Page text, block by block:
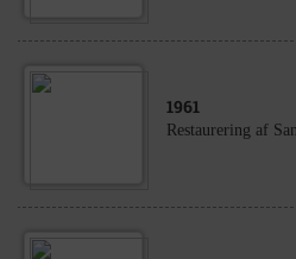
1961
Restaurering af